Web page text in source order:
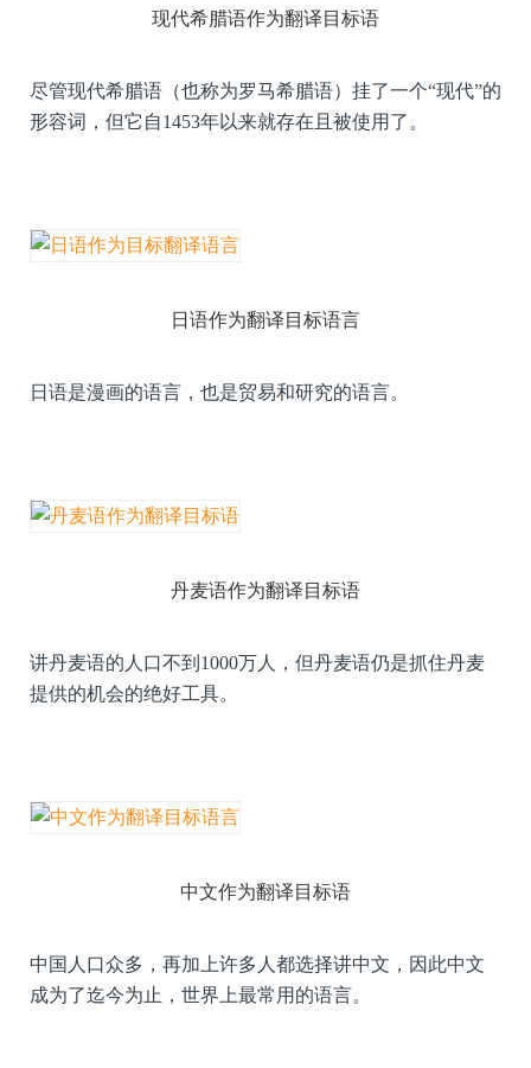
现代希腊语作为翻译目标语
尽管现代希腊语（也称为罗马希腊语）挂了一个“现代”的
形容词，但它自1453年以来就存在且被使用了。
日语作为翻译目标语言
日语是漫画的语言，也是贸易和研究的语言。
丹麦语作为翻译目标语
讲丹麦语的人口不到1000万人，但丹麦语仍是抓住丹麦
提供的机会的绝好工具。
中文作为翻译目标语
中国人口众多，再加上许多人都选择讲中文，因此中文
成为了迄今为止，世界上最常用的语言。